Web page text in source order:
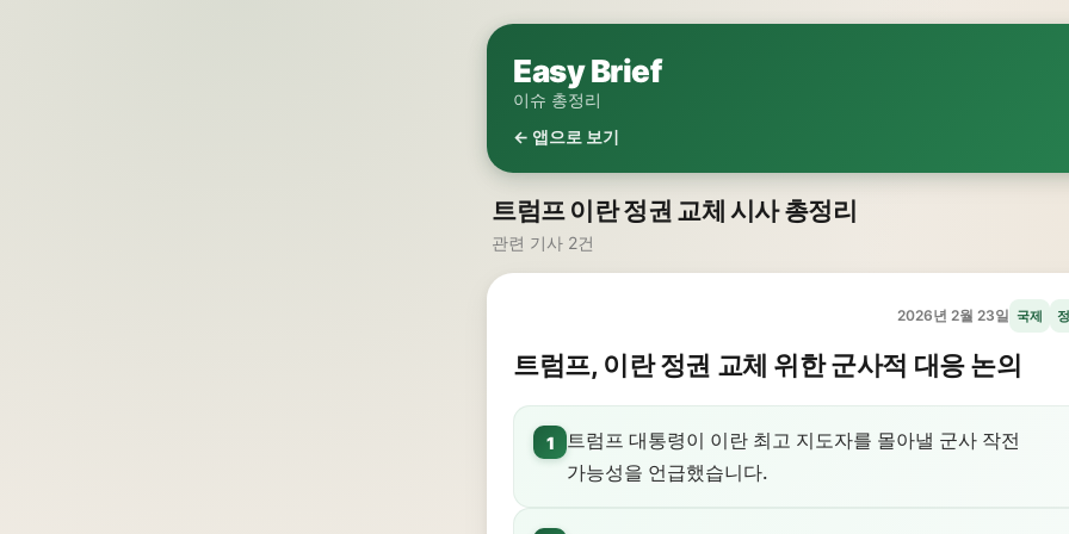
Easy Brief
이슈 총정리
← 앱으로 보기
트럼프 이란 정권 교체 시사 총정리
관련 기사 2건
2026년 2월 23일 국제
트럼프, 이란 정권 교체 위한 군사적 대응 논의
1
트럼프 대통령이 이란 최고 지도자를 몰아낼 군사 작전
가능성을 언급했습니다.